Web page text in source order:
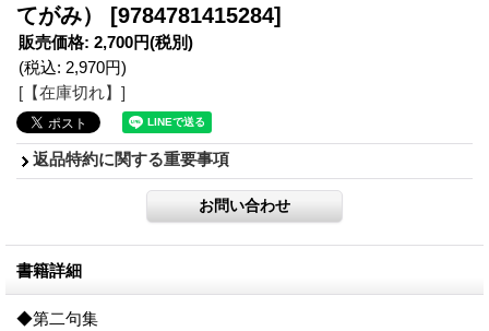
てがみ）
[9784781415284]
販売価格: 2,700円(税別)
(税込: 2,970円)
[【在庫切れ】]
返品特約に関する重要事項
書籍詳細
◆第二句集